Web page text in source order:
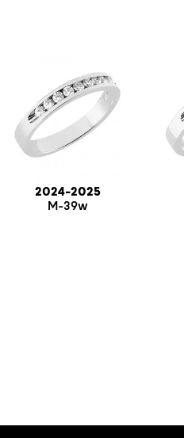
2024-2025
M-39w